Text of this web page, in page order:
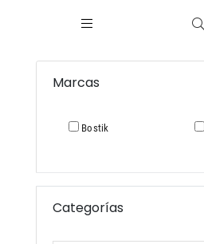
Marcas
Bostik
Categorías